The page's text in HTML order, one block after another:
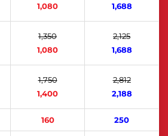
1,080
1,688
1,350
1,080
2,125
1,688
1,750
1,400
2,812
2,188
160 250